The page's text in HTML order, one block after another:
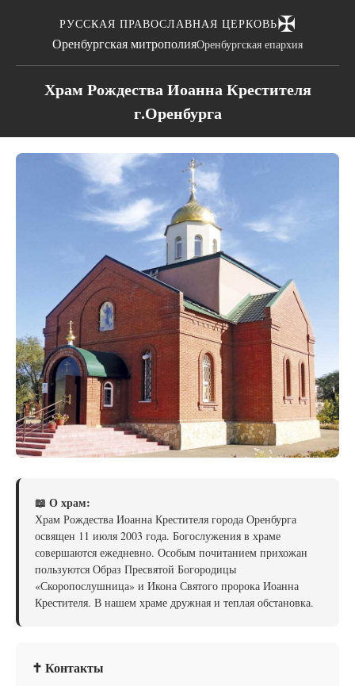
РУССКАЯ ПРАВОСЛАВНАЯ ЦЕРКОВЬ✠
Оренбургская митрополияОренбургская епархия
Храм Рождества Иоанна Крестителя
г.Оренбурга
📖 О храм:
Храм Рождества Иоанна Крестителя города Оренбурга
освящен 11 июля 2003 года. Богослужения в храме
совершаются ежедневно. Особым почитанием прихожан
пользуются Образ Пресвятой Богородицы
«Скоропослушница» и Икона Святого пророка Иоанна
Крестителя. В нашем храме дружная и теплая обстановка.
✝ Контакты